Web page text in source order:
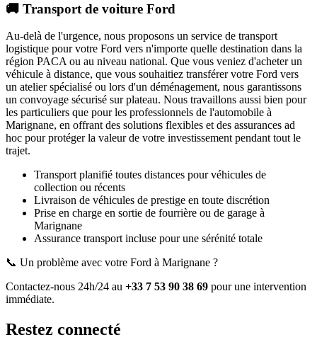
🚚 Transport de voiture Ford
Au-delà de l'urgence, nous proposons un service de transport
logistique pour votre Ford vers n'importe quelle destination dans la
région PACA ou au niveau national. Que vous veniez d'acheter un
véhicule à distance, que vous souhaitiez transférer votre Ford vers
un atelier spécialisé ou lors d'un déménagement, nous garantissons
un convoyage sécurisé sur plateau. Nous travaillons aussi bien pour
les particuliers que pour les professionnels de l'automobile à
Marignane, en offrant des solutions flexibles et des assurances ad
hoc pour protéger la valeur de votre investissement pendant tout le
trajet.
Transport planifié toutes distances pour véhicules de
collection ou récents
Livraison de véhicules de prestige en toute discrétion
Prise en charge en sortie de fourrière ou de garage à
Marignane
Assurance transport incluse pour une sérénité totale
📞 Un problème avec votre Ford à Marignane ?
Contactez-nous 24h/24 au +33 7 53 90 38 69 pour une intervention
immédiate.
Restez connecté